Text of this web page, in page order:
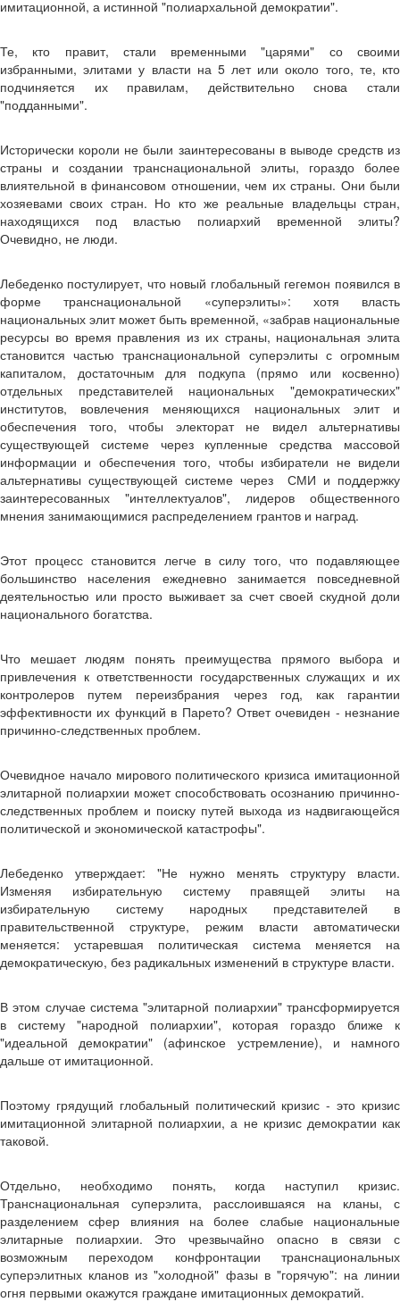
имитационной, а истинной "полиархальной демократии".
Те, кто правит, стали временными "царями" со своими
избранными, элитами у власти на 5 лет или около того, те, кто
подчиняется их правилам, действительно снова стали
"подданными".
Исторически короли не были заинтересованы в выводе средств из
страны и создании транснациональной элиты, гораздо более
влиятельной в финансовом отношении, чем их страны. Они были
хозяевами своих стран. Но кто же реальные владельцы стран,
находящихся под властью полиархий временной элиты?
Очевидно, не люди.
Лебеденко постулирует, что новый глобальный гегемон появился в
форме транснациональной «суперэлиты»: хотя власть
национальных элит может быть временной, «забрав национальные
ресурсы во время правления из их страны, национальная элита
становится частью транснациональной суперэлиты с огромным
капиталом, достаточным для подкупа (прямо или косвенно)
отдельных представителей национальных "демократических"
институтов, вовлечения меняющихся национальных элит и
обеспечения того, чтобы электорат не видел альтернативы
существующей системе через купленные средства массовой
информации и обеспечения того, чтобы избиратели не видели
альтернативы существующей системе через СМИ и поддержку
заинтересованных "интеллектуалов", лидеров общественного
мнения занимающимися распределением грантов и наград.
Этот процесс становится легче в силу того, что подавляющее
большинство населения ежедневно занимается повседневной
деятельностью или просто выживает за счет своей скудной доли
национального богатства.
Что мешает людям понять преимущества прямого выбора и
привлечения к ответственности государственных служащих и их
контролеров путем переизбрания через год, как гарантии
эффективности их функций в Парето? Ответ очевиден - незнание
причинно-следственных проблем.
Очевидное начало мирового политического кризиса имитационной
элитарной полиархии может способствовать осознанию причинно-
следственных проблем и поиску путей выхода из надвигающейся
политической и экономической катастрофы".
Лебеденко утверждает: "Не нужно менять структуру власти.
Изменяя избирательную систему правящей элиты на
избирательную систему народных представителей в
правительственной структуре, режим власти автоматически
меняется: устаревшая политическая система меняется на
демократическую, без радикальных изменений в структуре власти.
В этом случае система "элитарной полиархии" трансформируется
в систему "народной полиархии", которая гораздо ближе к
"идеальной демократии" (афинское устремление), и намного
дальше от имитационной.
Поэтому грядущий глобальный политический кризис - это кризис
имитационной элитарной полиархии, а не кризис демократии как
таковой.
Отдельно, необходимо понять, когда наступил кризис.
Транснациональная суперэлита, расслоившаяся на кланы, с
разделением сфер влияния на более слабые национальные
элитарные полиархии. Это чрезвычайно опасно в связи с
возможным переходом конфронтации транснациональных
суперэлитных кланов из "холодной" фазы в "горячую": на линии
огня первыми окажутся граждане имитационных демократий.